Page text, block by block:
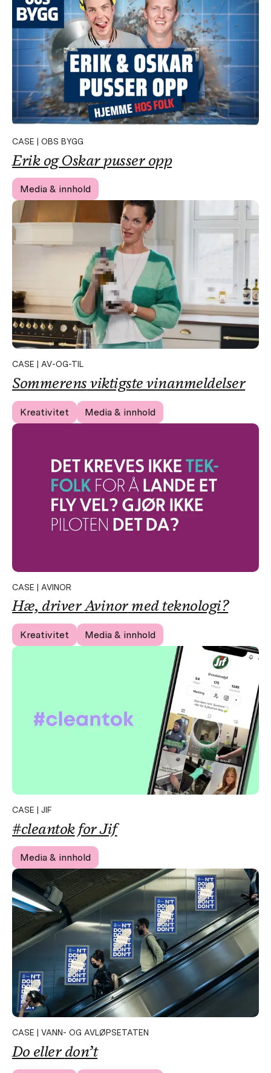
CASE | OBS BYGG
Erik og Oskarpusser opp
Media & innhold
CASE | AV-OG-TIL
Sommerens viktigste vinanmeldelser
Kreativitet Media & innhold
CASE | AVINOR
Hæ, driverAvinormed teknologi?
Kreativitet Media & innhold
CASE | JIF
#cleantokfor Jif
Media & innhold
CASE | VANN- OG AVLØPSETATEN
Do ellerdon’t